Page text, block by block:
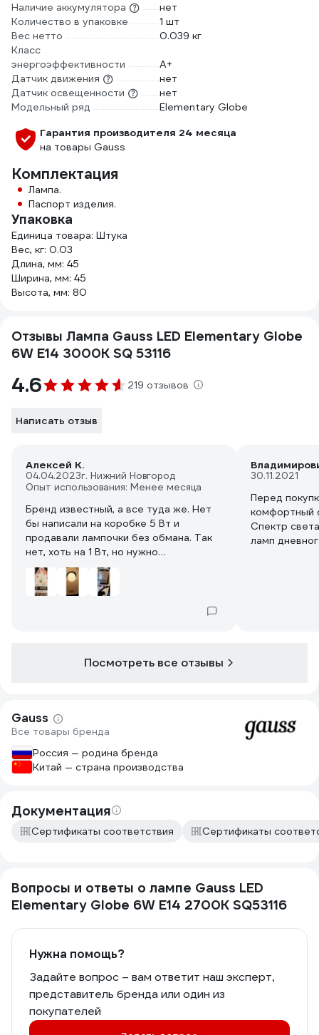
Наличие аккумулятора
нет
Количество в упаковке
1 шт
Вес нетто
0.039 кг
Класс
энергоэффективности
A+
Датчик движения
нет
Датчик освещенности
нет
Модельный ряд
Elementary Globe
Гарантия производителя 24 месяца
на товары Gauss
Комплектация
Лампа.
Паспорт изделия.
Упаковка
Единица товара: Штука
Вес, кг: 0.03
Длина, мм: 45
Ширина, мм: 45
Высота, мм: 80
Отзывы Лампа Gauss LED Elementary Globe
6W E14 3000K SQ 53116
4.6 219 отзывов
Написать отзыв
Алексей К.
04.04.2023г. Нижний Новгород
Опыт использования: Менее месяца
Бренд известный, а все туда же. Нет
бы написали на коробке 5 Вт и
продавали лампочки без обмана. Так
нет, хоть на 1 Вт, но нужно
преукрасить.
30.11.2021
Перед
комфортный
Спектр
ламп
Посмотреть все отзывы
Gauss
Все товары бренда
Россия — родина бренда
Китай — страна производства
Документация
Сертификаты соответствия Сертификаты
Вопросы и ответы о лампе Gauss LED
Elementary Globe 6W E14 2700K SQ53116
Нужна помощь?
Задайте вопрос – вам ответит наш эксперт,
представитель бренда или один из
покупателей